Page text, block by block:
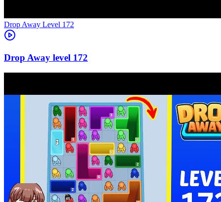
Level 172
172